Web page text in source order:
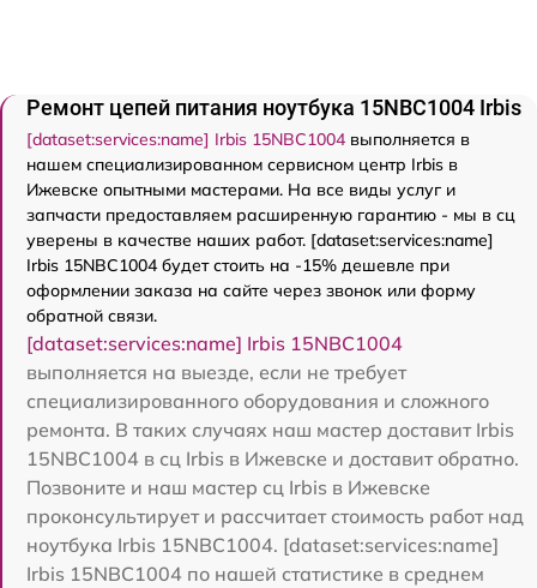
Ремонт цепей питания ноутбука 15NBC1004 Irbis
[dataset:services:name] Irbis 15NBC1004 выполняется в
нашем специализированном сервисном центр Irbis в
Ижевске опытными мастерами. На все виды услуг и
запчасти предоставляем расширенную гарантию - мы в сц
уверены в качестве наших работ. [dataset:services:name]
Irbis 15NBC1004 будет стоить на -15% дешевле при
оформлении заказа на сайте через звонок или форму
обратной связи.
[dataset:services:name] Irbis 15NBC1004
выполняется на выезде, если не требует
специализированного оборудования и сложного
ремонта. В таких случаях наш мастер доставит Irbis
15NBC1004 в сц Irbis в Ижевске и доставит обратно.
Позвоните и наш мастер сц Irbis в Ижевске
проконсультирует и рассчитает стоимость работ над
ноутбука Irbis 15NBC1004. [dataset:services:name]
Irbis 15NBC1004 по нашей статистике в среднем